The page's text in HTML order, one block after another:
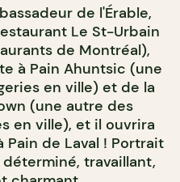
de l'Érable,
Le St-Urbain
de Montréal),
à Pain Ahuntsic (une
en ville) et de la
(une autre des
en ville), et il ouvrira
Pain de Laval ! Portrait
déterminé, travaillant,